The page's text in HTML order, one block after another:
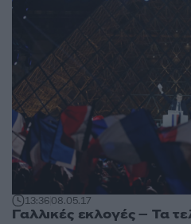
13:3608.05.17
Γαλλικές εκλογές – Τα